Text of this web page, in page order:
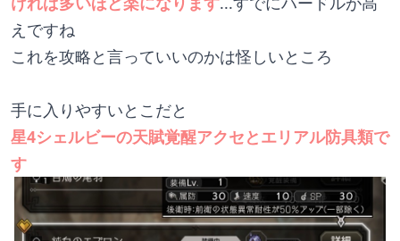
えですね
これを攻略と言っていいのかは怪しいところ
手に入りやすいとこだと
星4シェルビーの天賦覚醒アクセとエリアル防具類で
す